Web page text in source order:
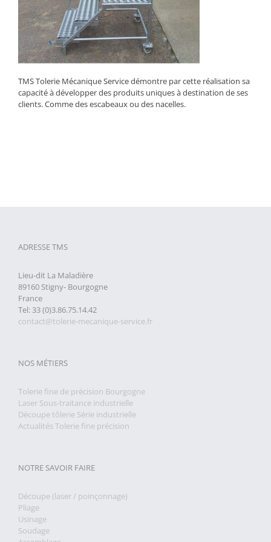
TMS Tolerie Mécanique Service démontre par cette réalisation sa
capacité à développer des produits uniques à destination de ses
clients. Comme des escabeaux ou des nacelles.
ADRESSE TMS
Lieu-dit La Maladière
89160 Stigny- Bourgogne
France
Tel: 33 (0)3.86.75.14.42
contact@tolerie-mecanique-service.fr
NOS MÉTIERS
Tolerie fine de précision Bourgogne
Laser Sous-traitance industrielle
Découpe tôlerie Série industrielle
Actualités Tolerie fine précision
NOTRE SAVOIR FAIRE
Découpe (laser / poinçonnage)
Pliage
Usinage
Soudage